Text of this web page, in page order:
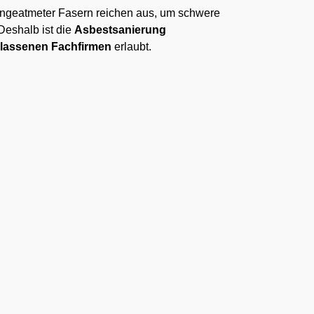
Fasern reichen aus, um schwere
ist die Asbestsanierung
Fachfirmen erlaubt.